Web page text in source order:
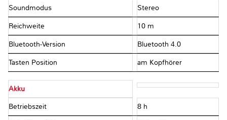
Soundmodus Stereo
Reichweite 10 m
Bluetooth-Version Bluetooth 4.0
Tasten Position am Kopfhörer
Akku
Betriebszeit 8 h